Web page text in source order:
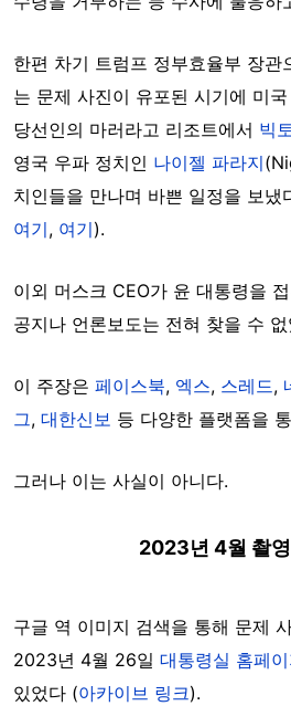
한편 차기 트럼프 정부효율부 장관
는 문제 사진이 유포된 시기에 미
당선인의 마러라고 리조트에서 빅
영국 우파 정치인 나이젤 파라지
치인들을 만나며 바쁜 일정을 보냈
여기, 여기).
이외 머스크 CEO가 윤 대통령을
공지나 언론보도는 전혀 찾을 수 없
이 주장은 페이스북, 엑스, 스레드,
그, 대한신보 등 다양한 플랫폼을
그러나 이는 사실이 아니다.
2023년 4월 촬
구글 역 이미지 검색을 통해 문제
2023년 4월 26일 대통령실 홈페이
있었다 (아카이브 링크).